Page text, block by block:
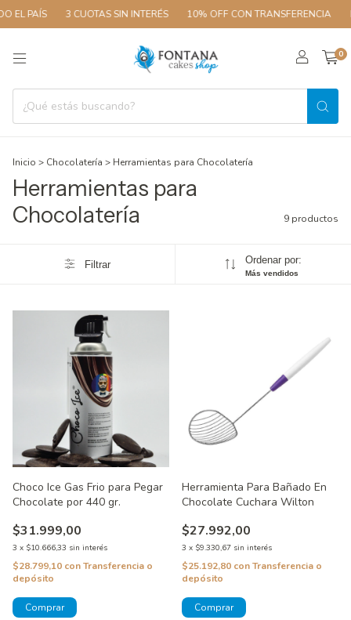
EL PAÍS 3 CUOTAS SIN INTERÉS 10% OFF CON TRANSFERENCIA
0
Inicio > Chocolatería > Herramientas para Chocolatería
Herramientas para
Chocolatería
9 productos
Filtrar Ordenar por:
Más vendidos
Choco Ice Gas Frio para Pegar
Chocolate por 440 gr.
$31.999,00
3 x $10.666,33 sin interés
$28.799,10 conTransferencia o
depósito
Herramienta Para Bañado En
Chocolate Cuchara Wilton
$27.992,00
3 x $9.330,67 sin interés
$25.192,80 conTransferencia o
depósito